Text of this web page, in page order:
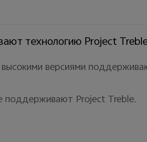
технологию Project
версиями
поддерживают Project Treble.